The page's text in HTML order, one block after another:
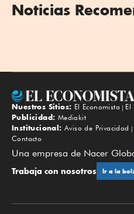
Noticias
Nuestros Sitios: El Economista El
Publicidad: Mediakit
Institucional: Aviso de Privacidad
Contacto
Una empresa de Nacer
Trabaja con nosotros Ir a la